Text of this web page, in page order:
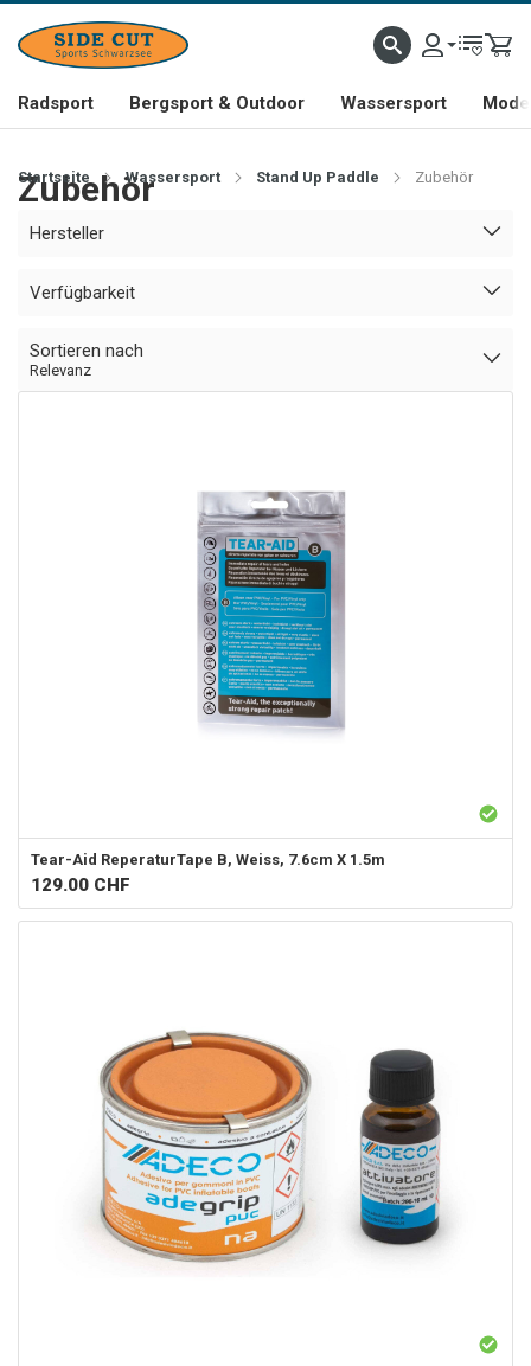
Radsport Bergsport & Outdoor Wassersport
Startseite Wassersport Stand Up Paddle Zubehör
Zubehör
Hersteller
Verfügbarkeit
Sortieren nach
Relevanz
Tear-Aid ReperaturTape B, Weiss, 7.6cm X 1.5m
129.00 CHF